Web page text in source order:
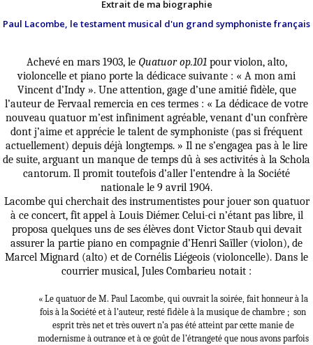
Extrait de ma biographie
Paul Lacombe, le testament musical d'un grand symphoniste français
Achevé en mars 1903, le Quatuor op.101pour violon, alto,
violoncelle et piano porte la dédicace suivante : « A mon ami
Vincent d’Indy ». Une attention, gage d’une amitié fidèle, que
l’auteur de Fervaal remercia en ces termes : « La dédicace de votre
nouveau quatuor m’est infiniment agréable, venant d’un confrère
dont j’aime et apprécie le talent de symphoniste (pas si fréquent
actuellement) depuis déjà longtemps. » Il ne s’engagea pas à le lire
de suite, arguant un manque de temps dû à ses activités à la Schola
cantorum. Il promit toutefois d’aller l’entendre à la Société
nationale le 9 avril 1904.
Lacombe qui cherchait des instrumentistes pour jouer son quatuor
à ce concert, fit appel à Louis Diémer. Celui-ci n’étant pas libre, il
proposa quelques uns de ses élèves dont Victor Staub qui devait
assurer la partie piano en compagnie d’Henri Saïller (violon), de
Marcel Mignard (alto) et de Cornélis Liégeois (violoncelle). Dans le
courrier musical, Jules Combarieu notait :
« Le quatuor de M. Paul Lacombe, qui ouvrait la soirée, fait honneur à la
fois à la Société et à l’auteur, resté fidèle à la musique de chambre ; son
esprit très net et très ouvert n’a pas été atteint par cette manie de
modernisme à outrance et à ce goût de l’étrangeté que nous avons parfois